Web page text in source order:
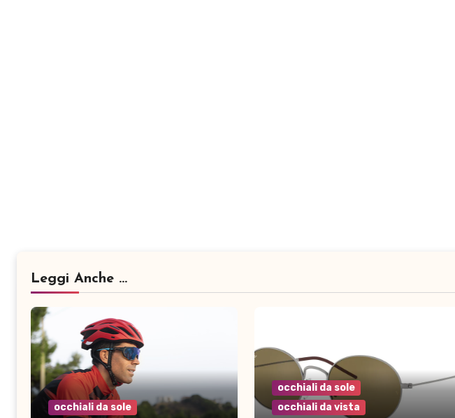
Leggi Anche ...
occhiali da sole
occhiali da sole
occhiali da vista